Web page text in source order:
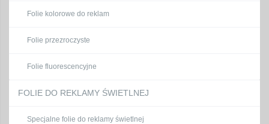
Folie kolorowe do reklam
Folie przezroczyste
Folie fluorescencyjne
FOLIE DO REKLAMY ŚWIETLNEJ
Specjalne folie do reklamy świetlnej